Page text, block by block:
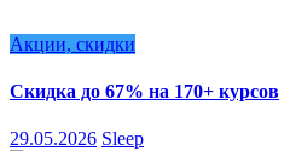
Акции, скидки
Скидка до 67% на 170+ курсов
29.05.2026 Sleep